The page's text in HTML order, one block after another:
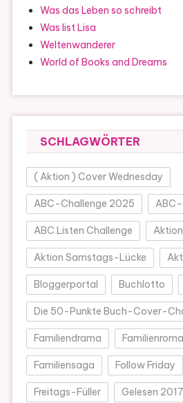
Was das Leben so schreibt
Was list Lisa
Weltenwanderer
World of Books and Dreams
SCHLAGWÖRTER
( Aktion ) Cover Wednesday
ABC-Challenge 2025
ABC Listen Challenge
Aktion Samstags-Lücke
Bloggerportal Buchlotto
Die 50-Punkte Buch-Cover-
Familiendrama
Familiensaga Follow Friday
Freitags-Füller Gelesen 2017